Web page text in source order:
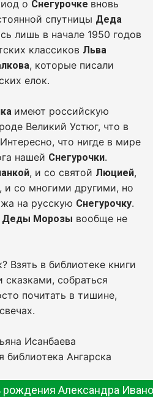
о Снегурочке вновь
спутницы Деда
лишь в начале 1950 годов
классиков Льва
, которые писали
елок.
имеют российскую
Великий Устюг, что в
что нигде в мире
нашей Снегурочки.
, и со святой Люцией,
, и со многими другими, но
на русскую Снегурочку.
Деды Морозы вообще не
Взять в библиотеке книги
собраться
почитать в тишине,
Исанбаева
библиотека Ангарска
рождения Александра